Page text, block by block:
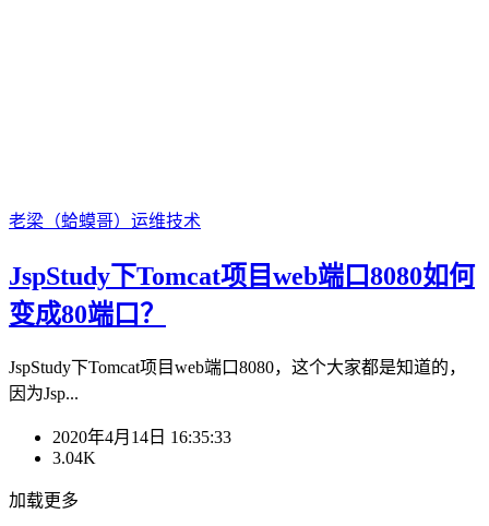
老梁（蛤蟆哥） 运维技术
JspStudy下Tomcat项目web端口8080如何
变成80端口？
JspStudy下Tomcat项目web端口8080，这个大家都是知道的，
因为Jsp...
2020年4月14日 16:35:33
3.04K
加载更多